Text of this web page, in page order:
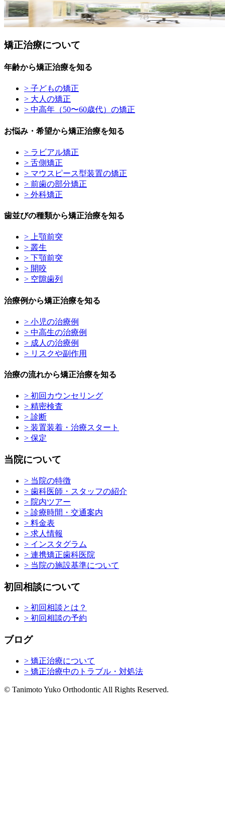
矯正治療について
年齢から矯正治療を知る
> 子どもの矯正
> 大人の矯正
> 中高年（50〜60歳代）の矯正
お悩み・希望から矯正治療を知る
> ラビアル矯正
> 舌側矯正
> マウスピース型装置の矯正
> 前歯の部分矯正
> 外科矯正
歯並びの種類から矯正治療を知る
> 上顎前突
> 叢生
> 下顎前突
> 開咬
> 空隙歯列
治療例から矯正治療を知る
> 小児の治療例
> 中高生の治療例
> 成人の治療例
> リスクや副作用
治療の流れから矯正治療を知る
> 初回カウンセリング
> 精密検査
> 診断
> 装置装着・治療スタート
> 保定
当院について
> 当院の特徴
> 歯科医師・スタッフの紹介
> 院内ツアー
> 診療時間・交通案内
> 料金表
> 求人情報
> インスタグラム
> 連携矯正歯科医院
> 当院の施設基準について
初回相談について
> 初回相談とは？
> 初回相談の予約
ブログ
> 矯正治療について
> 矯正治療中のトラブル・対処法
© Tanimoto Yuko Orthodontic All Rights Reserved.